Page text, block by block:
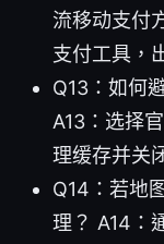
流移动支付
支付工具，
Q13：如何
A13：选择
理缓存并关
Q14：若地
理？ A14：